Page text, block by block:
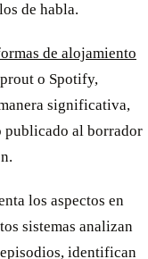
de habla.
de alojamiento
o Spotify,
significativa,
publicado al borrador
los aspectos en
sistemas analizan
identifican